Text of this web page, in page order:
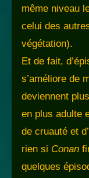
même niveau
celui des
végétation).
Et de fait,
s’améliore de
deviennent
en plus adulte
de cruauté et
rien si Conan
quelques